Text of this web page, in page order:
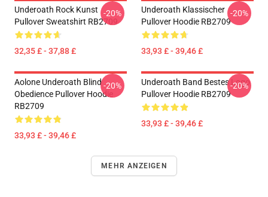
Underoath Rock Kunst
Pullover Sweatshirt RB2709
32,35 £ - 37,88 £
-20%
Underoath Klassischer
Pullover Hoodie RB2709
33,93 £ - 39,46 £
-20%
Aolone Underoath Blind
Obedience Pullover Hoodie
RB2709
33,93 £ - 39,46 £
-20%
Underoath Band Bestes Logo
Pullover Hoodie RB2709
33,93 £ - 39,46 £
-20%
MEHR ANZEIGEN